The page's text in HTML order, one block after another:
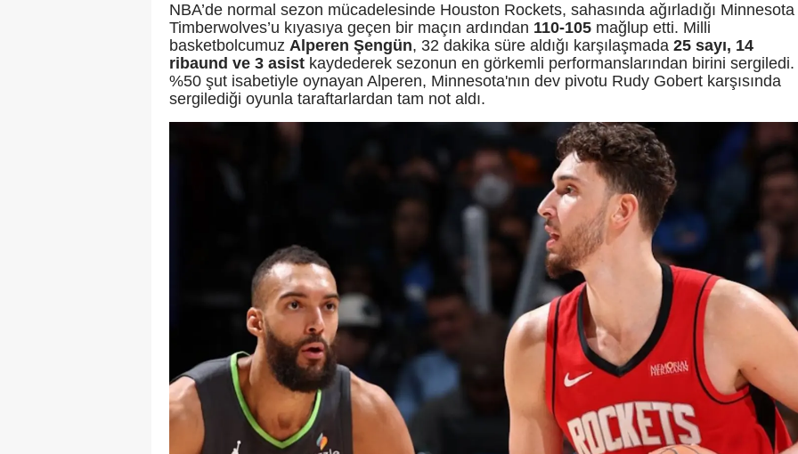
NBA’de normal sezon mücadelesinde Houston Rockets, sahasında ağırladığı Minnesota
Timberwolves’u kıyasıya geçen bir maçın ardından 110-105 mağlup etti. Milli
basketbolcumuz Alperen Şengün, 32 dakika süre aldığı karşılaşmada 25 sayı, 14
ribaund ve 3 asist kaydederek sezonun en görkemli performanslarından birini sergiledi.
%50 şut isabetiyle oynayan Alperen, Minnesota'nın dev pivotu Rudy Gobert karşısında
sergilediği oyunla taraftarlardan tam not aldı.